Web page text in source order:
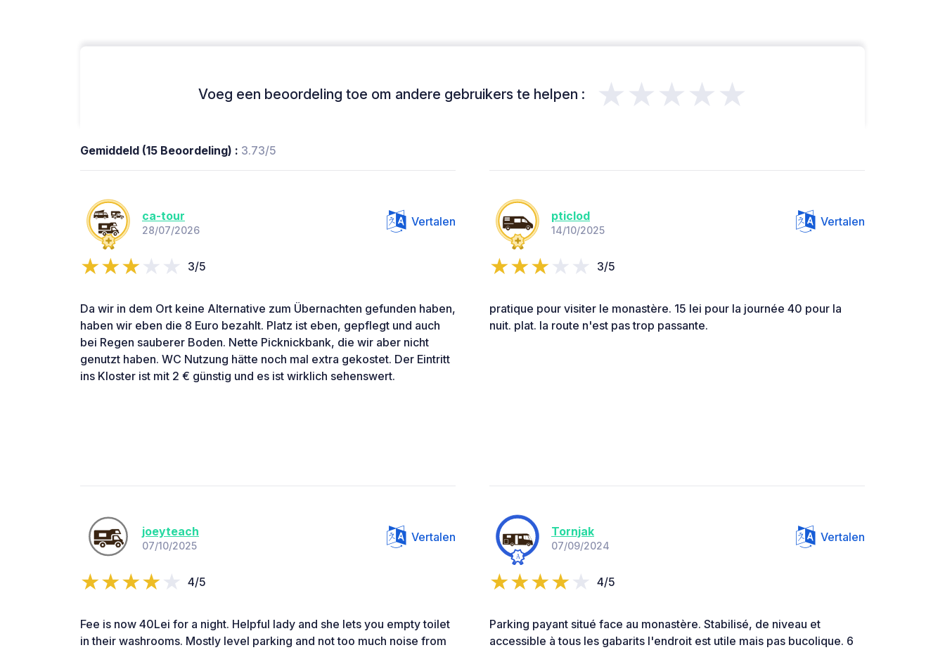
Voeg een beoordeling toe om andere gebruikers te helpen : ★★★★★
Gemiddeld (15 Beoordeling) : 3.73/5
ca-tour
28/07/2026
Vertalen
3/5
Da wir in dem Ort keine Alternative zum Übernachten gefunden haben,
haben wir eben die 8 Euro bezahlt. Platz ist eben, gepflegt und auch
bei Regen sauberer Boden. Nette Picknickbank, die wir aber nicht
genutzt haben. WC Nutzung hätte noch mal extra gekostet. Der Eintritt
ins Kloster ist mit 2 € günstig und es ist wirklich sehenswert.
pticlod
14/10/2025
Vertalen
3/5
pratique pour visiter le monastère. 15 lei pour la journée 40 pour la
nuit. plat. la route n'est pas trop passante.
joeyteach
07/10/2025
Vertalen
4/5
Fee is now 40Lei for a night. Helpful lady and she lets you empty toilet
in their washrooms. Mostly level parking and not too much noise from
Tornjak
07/09/2024
Vertalen
4/5
Parking payant situé face au monastère. Stabilisé, de niveau et
accessible à tous les gabarits l'endroit est utile mais pas bucolique. 6